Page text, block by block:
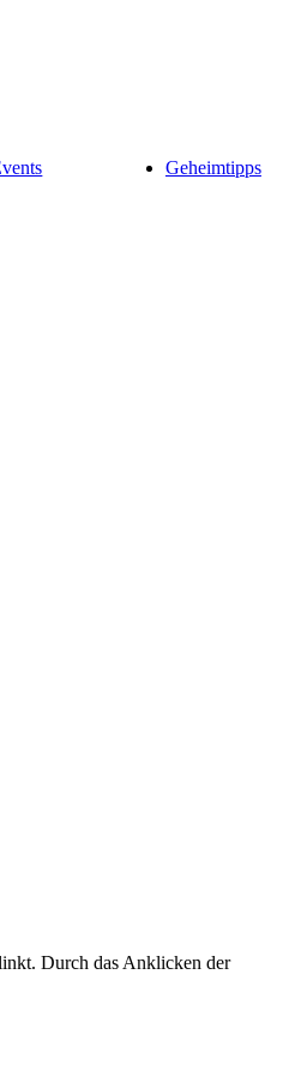
Geheimtipps
Durch das Anklicken der